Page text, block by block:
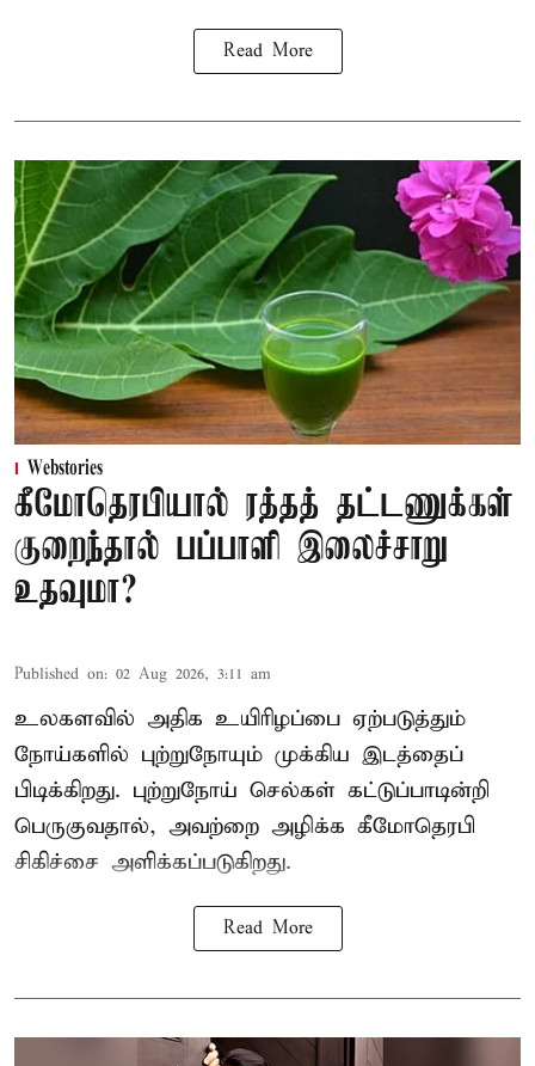
Read More
Webstories
கீமோதெரபியால் ரத்தத் தட்டணுக்கள்
குறைந்தால் பப்பாளி இலைச்சாறு
உதவுமா?
Published on: 02 Aug 2026, 3:11 am
உலகளவில் அதிக உயிரிழப்பை ஏற்படுத்தும்
நோய்களில் புற்றுநோயும் முக்கிய இடத்தைப்
பிடிக்கிறது. புற்றுநோய் செல்கள் கட்டுப்பாடின்றி
பெருகுவதால், அவற்றை அழிக்க கீமோதெரபி
சிகிச்சை அளிக்கப்படுகிறது.
Read More